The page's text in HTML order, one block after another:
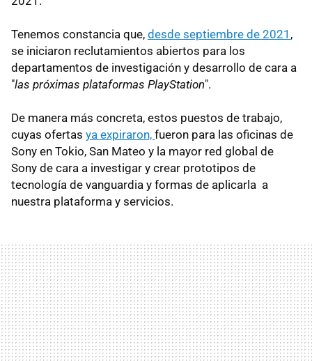
Tenemos constancia que, desde septiembre de 2021 ,
se iniciaron reclutamientos abiertos para los
departamentos de investigación y desarrollo de cara a
"las próximas plataformas PlayStation".
De manera más concreta, estos puestos de trabajo,
cuyas ofertas ya expiraron, fueron para las oficinas de
Sony en Tokio, San Mateo y la mayor red global de
Sony de cara a investigar y crear prototipos de
tecnología de vanguardia y formas de aplicarla a
nuestra plataforma y servicios.